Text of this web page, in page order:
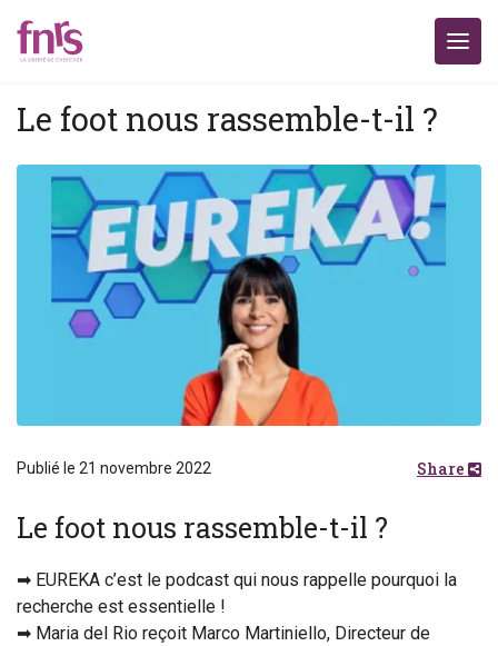
Le foot nous rassemble-t-il ?
Publié le 21 novembre 2022 Share
Le foot nous rassemble-t-il ?
➡ EUREKA c’est le podcast qui nous rappelle pourquoi la
recherche est essentielle !
➡ Maria del Rio reçoit Marco Martiniello, Directeur de